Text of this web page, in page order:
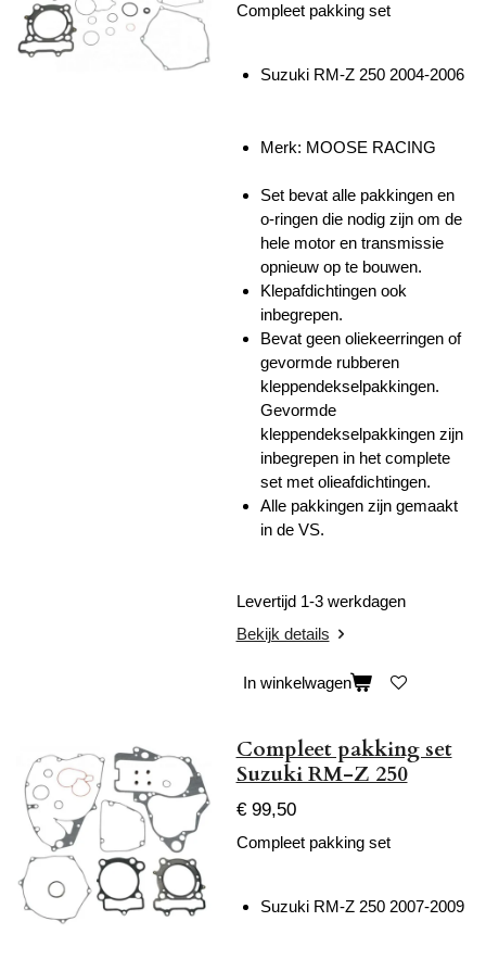
Compleet pakking set
Suzuki RM-Z 250 2004-2006
Merk: MOOSE RACING
Set bevat alle pakkingen en
o-ringen die nodig zijn om de
hele motor en transmissie
opnieuw op te bouwen.
Klepafdichtingen ook
inbegrepen.
Bevat geen oliekeerringen of
gevormde rubberen
kleppendekselpakkingen.
Gevormde
kleppendekselpakkingen zijn
inbegrepen in het complete
set met olieafdichtingen.
Alle pakkingen zijn gemaakt
in de VS.
Levertijd 1-3 werkdagen
Bekijk details
In winkelwagen
Compleet pakking set
Suzuki RM-Z 250
€ 99,50
Compleet pakking set
Suzuki RM-Z 250 2007-2009